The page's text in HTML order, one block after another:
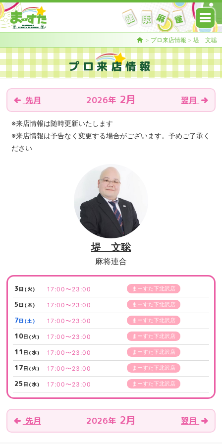
> プロ来店情報 > 堤 文聡
プロ来店情報
先月 2026年 2月 翌月
※来店情報は随時更新いたします
※来店情報は予告なく変更する場合がございます。予めご了承く
ださい
堤 文聡
麻将連合
3 日(火) 17:00〜23:00 まーすた下北沢店
5 日(木) 17:00〜23:00 まーすた下北沢店
7日(土) 17:00〜23:00 まーすた下北沢店
10日(火) 17:00〜23:00 まーすた下北沢店
11 日(水) 17:00〜23:00 まーすた下北沢店
17日(火) 17:00〜23:00 まーすた下北沢店
25 日(水) 17:00〜23:00 まーすた下北沢店
先月 2026年 2月 翌月